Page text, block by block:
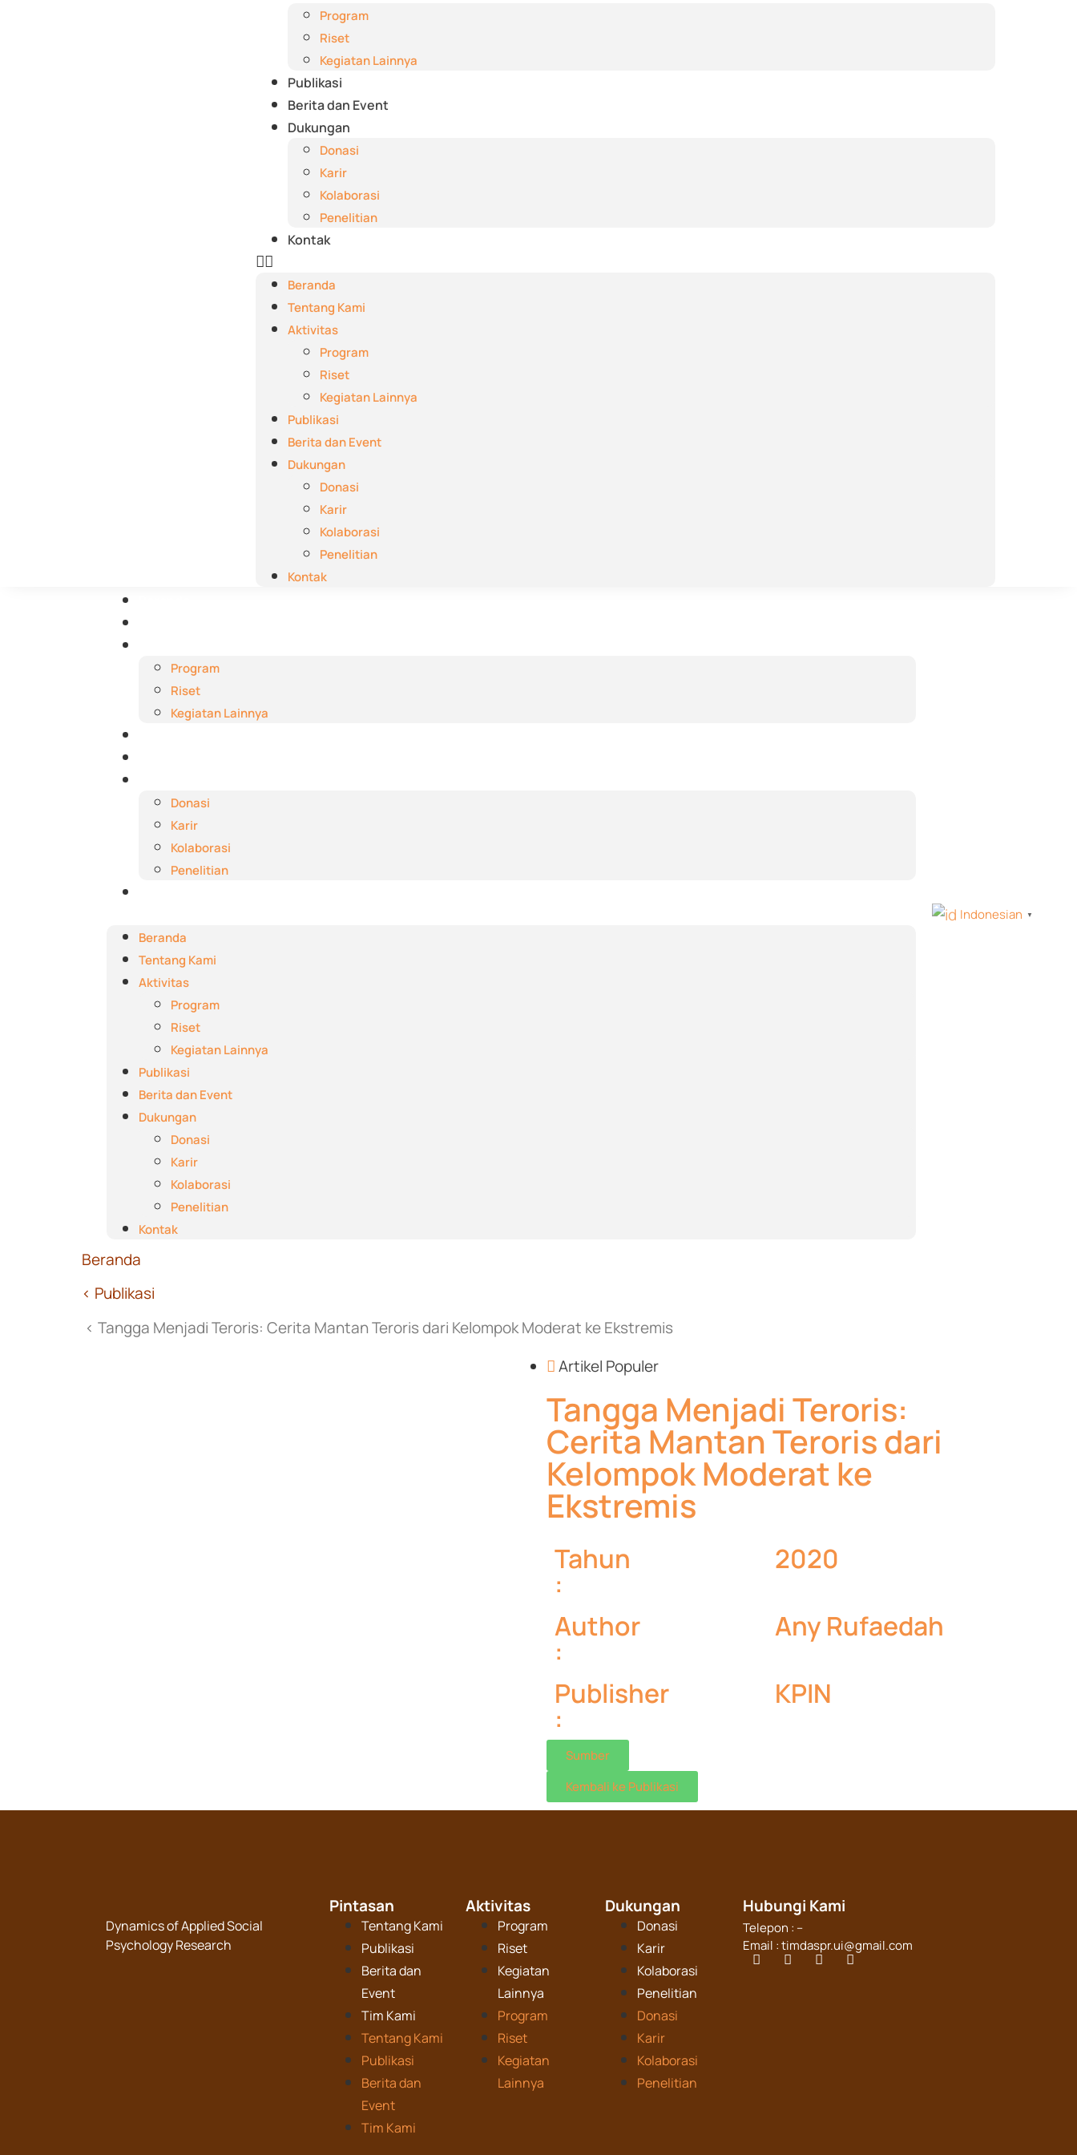
Program
Riset
Kegiatan Lainnya
Publikasi
Berita dan Event
Dukungan
Donasi
Karir
Kolaborasi
Penelitian
Kontak
Beranda
Tentang Kami
Aktivitas
Program
Riset
Kegiatan Lainnya
Publikasi
Berita dan Event
Dukungan
Donasi
Karir
Kolaborasi
Penelitian
Kontak
Program
Riset
Kegiatan Lainnya
Donasi
Karir
Kolaborasi
Penelitian
Beranda
Tentang Kami
Aktivitas
Program
Riset
Kegiatan Lainnya
Publikasi
Berita dan Event
Dukungan
Donasi
Karir
Kolaborasi
Penelitian
Kontak
Indonesian ▼
Beranda
< Publikasi
< Tangga Menjadi Teroris: Cerita Mantan Teroris dari Kelompok Moderat ke Ekstremis
Artikel Populer
Tangga Menjadi Teroris:
Cerita Mantan Teroris dari
Kelompok Moderat ke
Ekstremis
Tahun
:
2020
Author
:
Any Rufaedah
Publisher
:
KPIN
Sumber
Kembali ke Publikasi
Dynamics of Applied Social
Psychology Research
Pintasan
Tentang Kami
Publikasi
Berita dan
Event
Tim Kami
Tentang Kami
Publikasi
Berita dan
Event
Tim Kami
Aktivitas
Program
Riset
Kegiatan
Lainnya
Program
Riset
Kegiatan
Lainnya
Dukungan
Donasi
Karir
Kolaborasi
Penelitian
Donasi
Karir
Kolaborasi
Penelitian
Hubungi Kami
Telepon : –
Email : timdaspr.ui@gmail.com